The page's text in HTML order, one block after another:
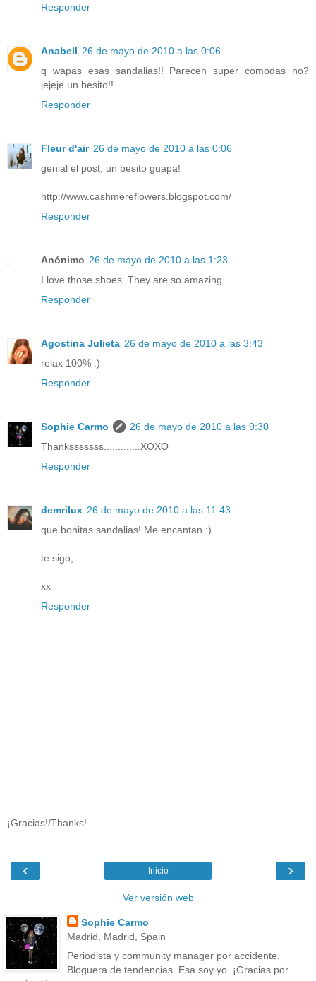
Responder
Anabell 26 de mayo de 2010 a las 0:06
q wapas esas sandalias!! Parecen super comodas no?
jejeje un besito!!
Responder
Fleur d'air 26 de mayo de 2010 a las 0:06
genial el post, un besito guapa!
http://www.cashmereflowers.blogspot.com/
Responder
Anónimo 26 de mayo de 2010 a las 1:23
I love those shoes. They are so amazing.
Responder
Agostina Julieta 26 de mayo de 2010 a las 3:43
relax 100% :)
Responder
Sophie Carmo
26 de mayo de 2010 a las 9:30
Thanksssssss.............XOXO
Responder
demrilux 26 de mayo de 2010 a las 11:43
que bonitas sandalias! Me encantan :)
te sigo,
xx
Responder
¡Gracias!/Thanks!
‹ ›
Inicio
Ver versión web
Sophie Carmo
Madrid, Madrid, Spain
Periodista y community manager por accidente.
Bloguera de tendencias. Esa soy yo. ¡Gracias por